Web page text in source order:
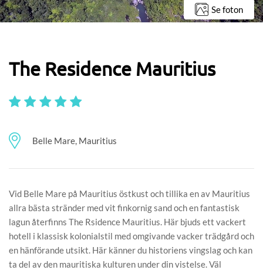
Se foton
The Residence Mauritius
Belle Mare, Mauritius
Vid Belle Mare på Mauritius östkust och tillika en av Mauritius
allra bästa stränder med vit finkornig sand och en fantastisk
lagun återfinns The Rsidence Mauritius. Här bjuds ett vackert
hotell i klassisk kolonialstil med omgivande vacker trädgård och
en hänförande utsikt. Här känner du historiens vingslag och kan
ta del av den mauritiska kulturen under din vistelse. Väl